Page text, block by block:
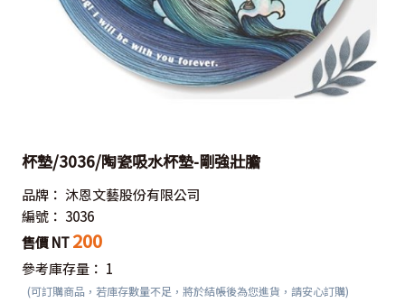
杯墊/3036/陶瓷吸水杯墊-剛強壯膽
品牌： 沐恩文藝股份有限公司
編號： 3036
售價 NT 200
參考庫存量： 1
(可訂購商品，若庫存數量不足，將於結帳後為您進貨，請安心訂購)